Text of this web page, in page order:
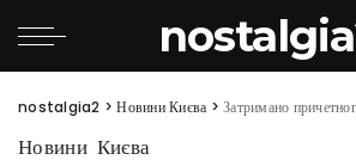
nostalgia2 >Новини Києва >Затримано причетного
Новини Києва